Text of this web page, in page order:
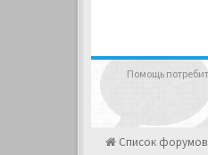
Помощь
Список форумов